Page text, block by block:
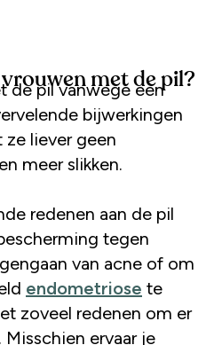
met de pil?
bijwerkingen
liever geen
meer slikken.
redenen aan de pil
tegen
van acne of om
endometriose te
zoveel redenen om er
ervaar je